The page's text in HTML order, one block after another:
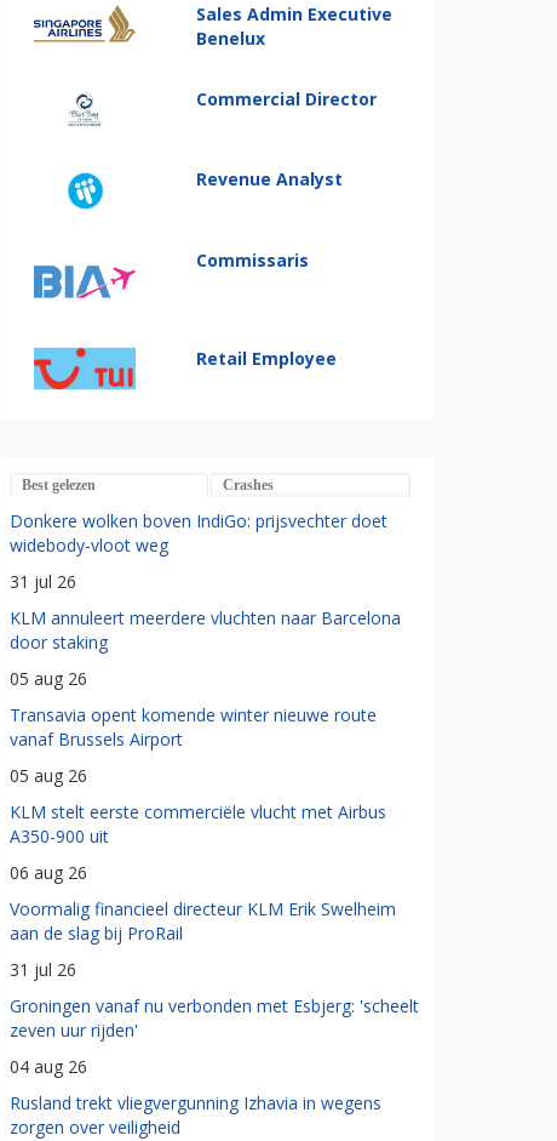
Sales Admin Executive
Benelux
Commercial Director
Revenue Analyst
Commissaris
Retail Employee
Best gelezen Crashes
Donkere wolken boven IndiGo: prijsvechter doet
widebody-vloot weg
31 jul 26
KLM annuleert meerdere vluchten naar Barcelona
door staking
05 aug 26
Transavia opent komende winter nieuwe route
vanaf Brussels Airport
05 aug 26
KLM stelt eerste commerciële vlucht met Airbus
A350-900 uit
06 aug 26
Voormalig financieel directeur KLM Erik Swelheim
aan de slag bij ProRail
31 jul 26
Groningen vanaf nu verbonden met Esbjerg: 'scheelt
zeven uur rijden'
04 aug 26
Rusland trekt vliegvergunning Izhavia in wegens
zorgen over veiligheid